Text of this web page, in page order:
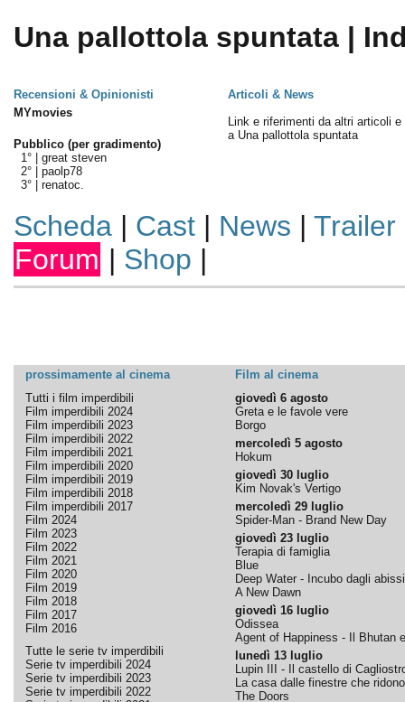
Una pallottola spuntata |
Recensioni & Opinionisti
Articoli & News
MYmovies
Pubblico (per gradimento)
1° | great steven
2° | paolp78
3° | renatoc.
Link e riferimenti da altri articoli e
a Una pallottola spuntata
Scheda| Cast| News | Trailer
Forum | Shop |
prossimamente al cinema
Film al cinema
Tutti i film imperdibili
Film imperdibili 2024
Film imperdibili 2023
Film imperdibili 2022
Film imperdibili 2021
Film imperdibili 2020
Film imperdibili 2019
Film imperdibili 2018
Film imperdibili 2017
Film 2024
Film 2023
Film 2022
Film 2021
Film 2020
Film 2019
Film 2018
Film 2017
Film 2016
Tutte le serie tv imperdibili
Serie tv imperdibili 2024
Serie tv imperdibili 2023
Serie tv imperdibili 2022
giovedì 6 agosto
Greta e le favole vere
Borgo
mercoledì 5 agosto
Hokum
giovedì 30 luglio
Kim Novak's Vertigo
mercoledì 29 luglio
Spider-Man - Brand New Day
giovedì 23 luglio
Terapia di famiglia
Blue
Deep Water - Incubo dagli abissi
A New Dawn
giovedì 16 luglio
Odissea
Agent of Happiness - Il Bhutan
lunedì 13 luglio
Lupin III - Il castello di
La casa dalle finestre che ridono
The Doors